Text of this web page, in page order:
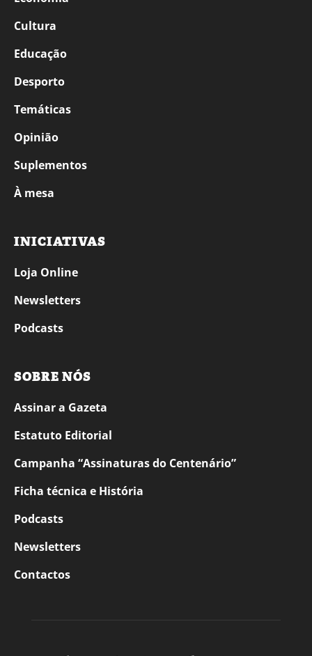
Cultura
Educação
Desporto
Temáticas
Opinião
Suplementos
À mesa
INICIATIVAS
Loja Online
Newsletters
Podcasts
SOBRE NÓS
Assinar a Gazeta
Estatuto Editorial
Campanha “Assinaturas do Centenário”
Ficha técnica e História
Podcasts
Newsletters
Contactos